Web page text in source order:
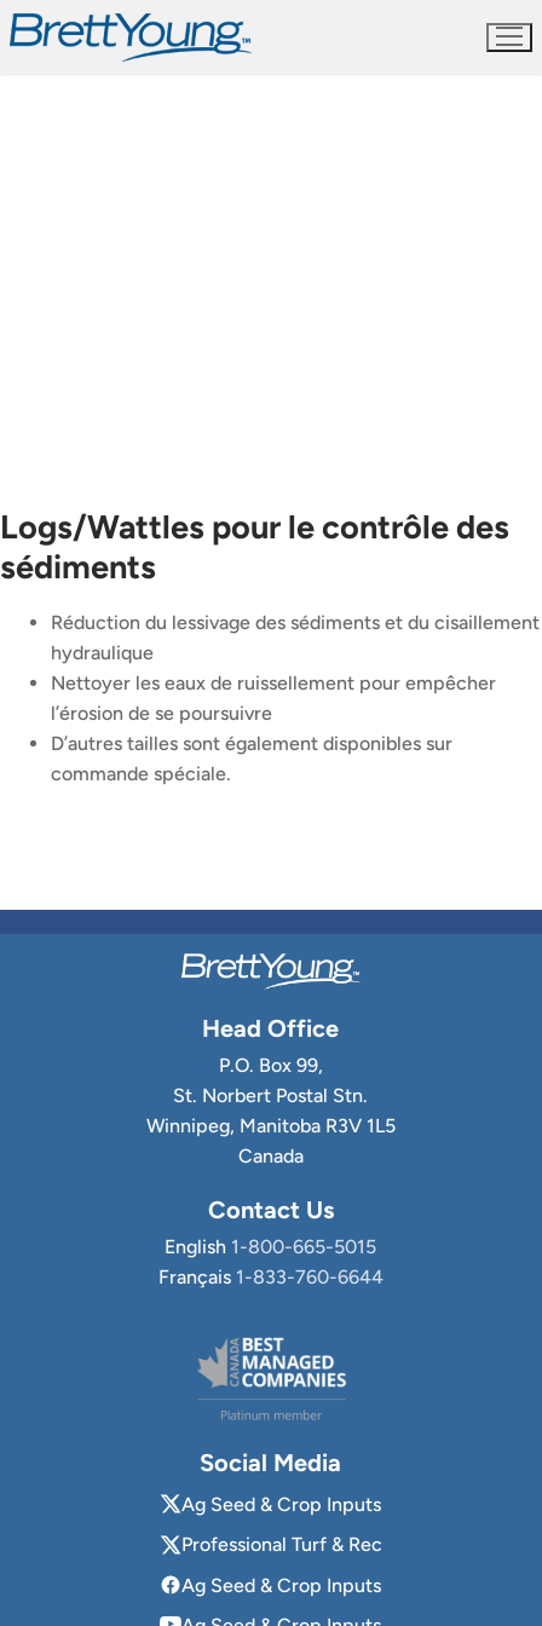
Skip
to
Logs/Wattles pour le contrôle des
sédiments
Réduction du lessivage des sédiments et du cisaillement
hydraulique
Nettoyer les eaux de ruissellement pour empêcher
l’érosion de se poursuivre
D’autres tailles sont également disponibles sur
commande spéciale.
Head Office
P.O. Box 99,
St. Norbert Postal Stn.
Winnipeg, Manitoba R3V 1L5
Canada
Contact Us
English 1-800-665-5015
Français 1-833-760-6644
Social Media
Ag Seed & Crop Inputs
Professional Turf & Rec
Ag Seed & Crop Inputs